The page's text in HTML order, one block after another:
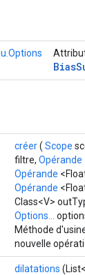
Bias
créer( Scope
filtre, Opérande
Opérande
Opérande
Class<V>
Options...
Méthode
nouvelle
dilatations